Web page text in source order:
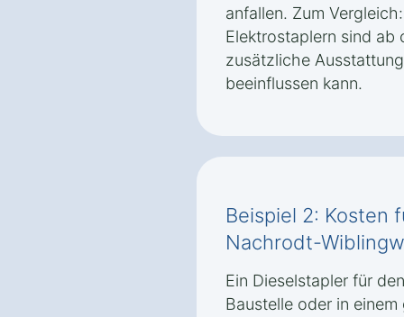
anfallen. Zum
Elektrostaplern sind
zusätzliche
beeinflussen kann.
Beispiel 2: Kosten
Nachrodt-
Ein Dieselstapler für
Baustelle oder in